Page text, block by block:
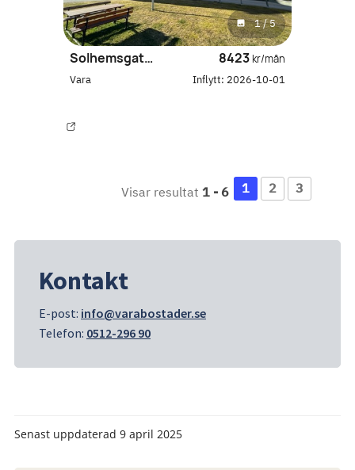
1/5
Solhemsgatan 4 8423 kr/mån
Vara
Inflytt: 2026-10-01
Visar resultat 1 - 6 1 2 3
Kontakt
E-post: info@varabostader.se
Telefon: 0512-296 90
Senast uppdaterad 9 april 2025